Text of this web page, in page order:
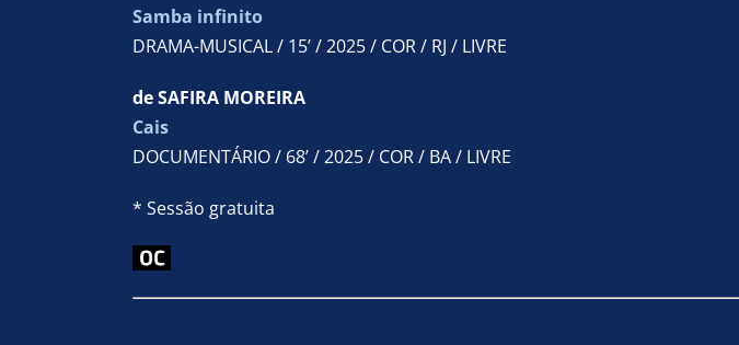
Samba infinito
DRAMA-MUSICAL / 15’ / 2025 / COR / RJ / LIVRE
de SAFIRA MOREIRA
Cais
DOCUMENTÁRIO / 68’ / 2025 / COR / BA / LIVRE
* Sessão gratuita